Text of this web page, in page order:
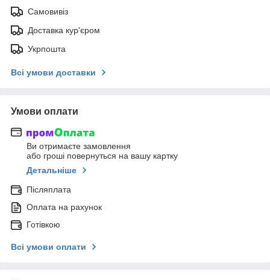
Самовивіз
Доставка кур'єром
Укрпошта
Всі умови доставки
Умови оплати
Ви отримаєте замовлення
або гроші повернуться на вашу картку
Детальніше
Післяплата
Оплата на рахунок
Готівкою
Всі умови оплати